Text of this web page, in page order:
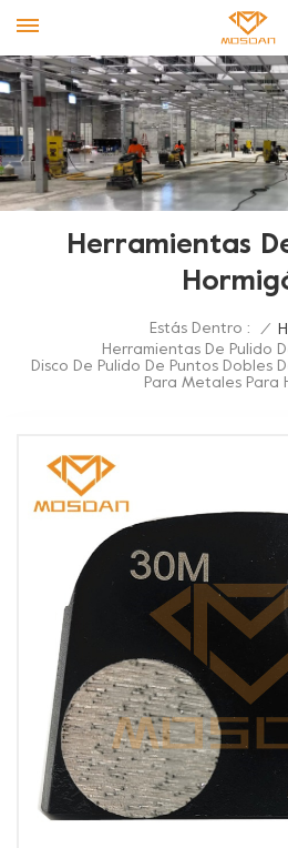
Herramientas
Estás Dentro : /
Herramientas De Pulido
Disco De Pulido De Puntos Dobles
Para Metales Para